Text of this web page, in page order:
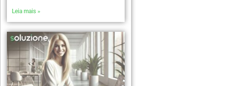
Leia mais »